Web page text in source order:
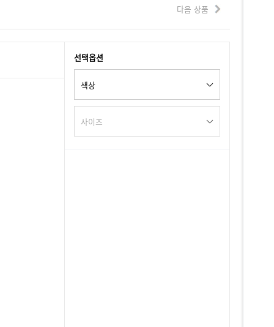
다음 상품
선택옵션